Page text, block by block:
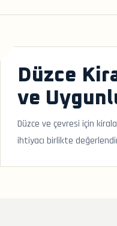
Düzce
ve
Düzce ve çevresi için
ihtiyacı birlikte